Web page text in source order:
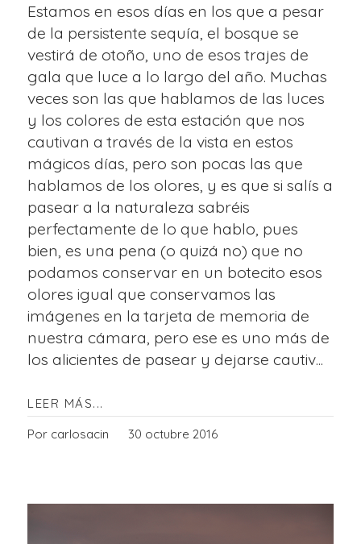
Estamos en esos días en los que a pesar
de la persistente sequía, el bosque se
vestirá de otoño, uno de esos trajes de
gala que luce a lo largo del año. Muchas
veces son las que hablamos de las luces
y los colores de esta estación que nos
cautivan a través de la vista en estos
mágicos días, pero son pocas las que
hablamos de los olores, y es que si salís a
pasear a la naturaleza sabréis
perfectamente de lo que hablo, pues
bien, es una pena (o quizá no) que no
podamos conservar en un botecito esos
olores igual que conservamos las
imágenes en la tarjeta de memoria de
nuestra cámara, pero ese es uno más de
los alicientes de pasear y dejarse cautiv...
LEER MÁS...
Por carlosacin 30 octubre 2016